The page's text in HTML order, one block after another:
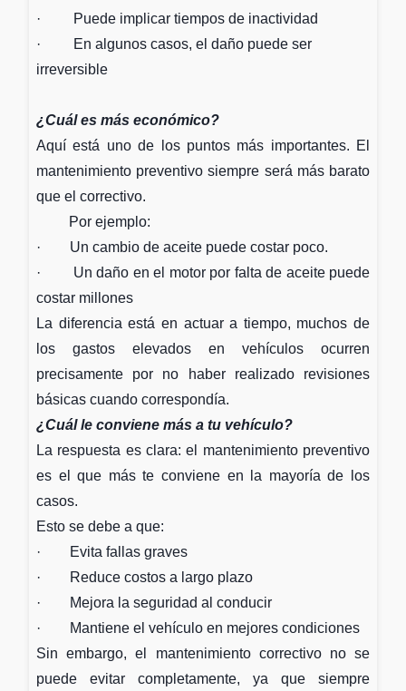
· Puede implicar tiempos de inactividad
· En algunos casos, el daño puede ser
irreversible
¿Cuál es más económico?
Aquí está uno de los puntos más importantes. El
mantenimiento preventivo siempre será más barato
que el correctivo.
Por ejemplo:
· Un cambio de aceite puede costar poco.
· Un daño en el motor por falta de aceite puede
costar millones
La diferencia está en actuar a tiempo, muchos de
los gastos elevados en vehículos ocurren
precisamente por no haber realizado revisiones
básicas cuando correspondía.
¿Cuál le conviene más a tu vehículo?
La respuesta es clara: el mantenimiento preventivo
es el que más te conviene en la mayoría de los
casos.
Esto se debe a que:
· Evita fallas graves
· Reduce costos a largo plazo
· Mejora la seguridad al conducir
· Mantiene el vehículo en mejores condiciones
Sin embargo, el mantenimiento correctivo no se
puede evitar completamente, ya que siempre